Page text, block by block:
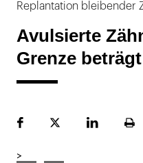
Replantation bleibender
Avulsierte
Grenze
FacebookPlattformLinekdInSeite
>